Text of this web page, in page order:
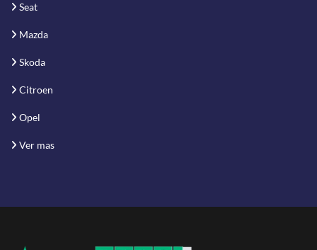
Seat
Mazda
Skoda
Citroen
Opel
Ver mas